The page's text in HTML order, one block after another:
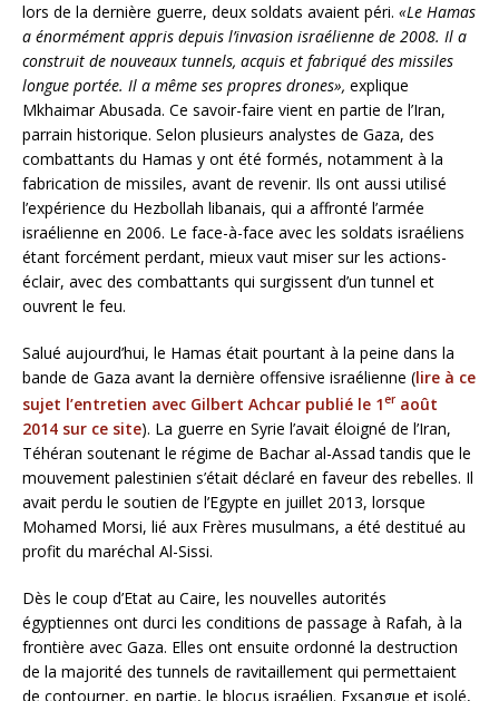
lors de la dernière guerre, deux soldats avaient péri. «Le Hamas
a énormément appris depuis l’invasion israélienne de 2008. Il a
construit de nouveaux tunnels, acquis et fabriqué des missiles
longue portée. Il a même ses propres drones», explique
Mkhaimar Abusada. Ce savoir-faire vient en partie de l’Iran,
parrain historique. Selon plusieurs analystes de Gaza, des
combattants du Hamas y ont été formés, notamment à la
fabrication de missiles, avant de revenir. Ils ont aussi utilisé
l’expérience du Hezbollah libanais, qui a affronté l’armée
israélienne en 2006. Le face-à-face avec les soldats israéliens
étant forcément perdant, mieux vaut miser sur les actions-
éclair, avec des combattants qui surgissent d’un tunnel et
ouvrent le feu.
Salué aujourd’hui, le Hamas était pourtant à la peine dans la
bande de Gaza avant la dernière offensive israélienne (lire à ce
sujet l’entretien avec Gilbert Achcar publié le 1eraoût
2014 sur ce site). La guerre en Syrie l’avait éloigné de l’Iran,
Téhéran soutenant le régime de Bachar al-Assad tandis que le
mouvement palestinien s’était déclaré en faveur des rebelles. Il
avait perdu le soutien de l’Egypte en juillet 2013, lorsque
Mohamed Morsi, lié aux Frères musulmans, a été destitué au
profit du maréchal Al-Sissi.
Dès le coup d’Etat au Caire, les nouvelles autorités
égyptiennes ont durci les conditions de passage à Rafah, à la
frontière avec Gaza. Elles ont ensuite ordonné la destruction
de la majorité des tunnels de ravitaillement qui permettaient
de contourner, en partie, le blocus israélien. Exsangue et isolé,